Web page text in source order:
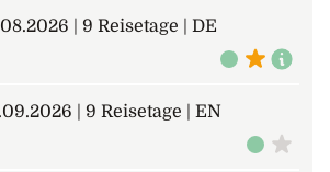
| 9 Reisetage | DE
| 9 Reisetage | EN